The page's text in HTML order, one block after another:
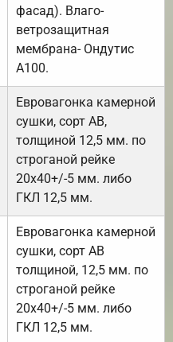
фасад). Влаго-
ветрозащитная
мембрана- Ондутис
А100.
Евровагонка камерной
сушки, сорт АВ,
толщиной 12,5 мм. по
строганой рейке
20х40+/-5 мм. либо
ГКЛ 12,5 мм.
Евровагонка камерной
сушки, сорт АВ
толщиной, 12,5 мм. по
строганой рейке
20х40+/-5 мм. либо
ГКЛ 12,5 мм.